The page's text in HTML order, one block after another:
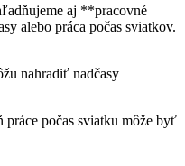
aj **pracovné
alebo práca počas sviatkov.
nahradiť nadčasy
počas sviatku môže byť